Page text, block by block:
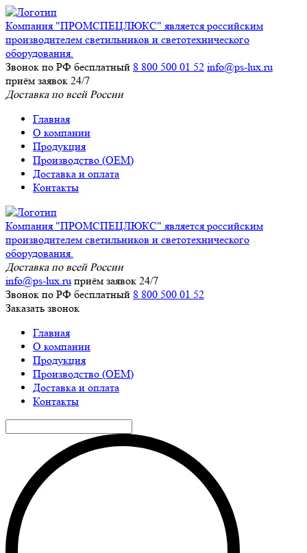
Компания "ПРОМСПЕЦЛЮКС" является российским
производителем светильников и светотехнического
оборудования.
Звонок по РФ бесплатный 8 800 500 01 52 info@ps-lux.ru
приём заявок 24/7
Доставка по всей России
Главная
О компании
Продукция
Производство (ОЕМ)
Доставка и оплата
Контакты
Компания "ПРОМСПЕЦЛЮКС" является российским
производителем светильников и светотехнического
оборудования.
Доставка по всей России
info@ps-lux.ru приём заявок 24/7
Звонок по РФ бесплатный 8 800 500 01 52
Заказать звонок
Главная
О компании
Продукция
Производство (ОЕМ)
Доставка и оплата
Контакты